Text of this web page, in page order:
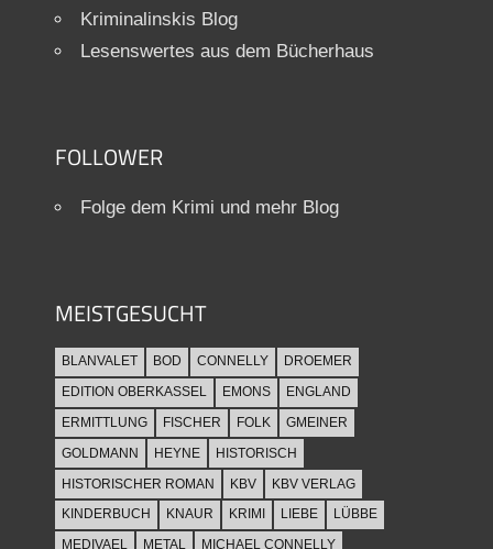
Kriminalinskis Blog
Lesenswertes aus dem Bücherhaus
FOLLOWER
Folge dem Krimi und mehr Blog
MEISTGESUCHT
BLANVALET BOD CONNELLY
DROEMER
EDITION OBERKASSEL
EMONS
ENGLAND
ERMITTLUNG
FISCHER FOLK
GMEINER
GOLDMANN
HEYNE
HISTORISCH
HISTORISCHER ROMAN
KBV
KBV VERLAG
KINDERBUCH
KNAUR KRIMI LIEBE
LÜBBE
MEDIVAEL
METAL MICHAEL CONNELLY